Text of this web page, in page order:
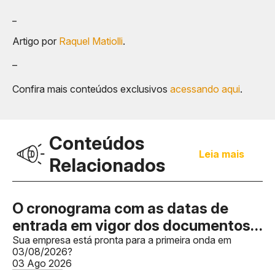
Artigo por Raquel Matiolli.
–
Confira mais conteúdos exclusivos acessando aqui.
Conteúdos
Relacionados
Leia mais
O cronograma com as datas de
entrada em vigor dos documentos
fiscais foi publicado, mas a falta de
IBS e CBS não impedirão as
Sua empresa está pronta para a primeira onda em
03/08/2026?
03 Ago 2026